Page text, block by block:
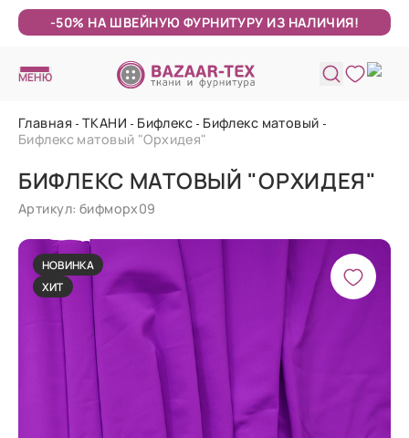
-50% НА ШВЕЙНУЮ ФУРНИТУРУ ИЗ НАЛИЧИЯ!
МЕНЮ
Главная ТКАНИ Бифлекс
Бифлекс матовый
Бифлекс матовый "Орхидея"
БИФЛЕКС МАТОВЫЙ "ОРХИДЕЯ"
Артикул: бифморх09
НОВИНКА
ХИТ